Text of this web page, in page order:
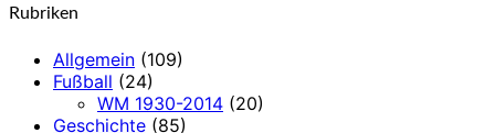
Rubriken
Allgemein (109)
Fußball (24)
WM 1930-2014 (20)
Geschichte (85)